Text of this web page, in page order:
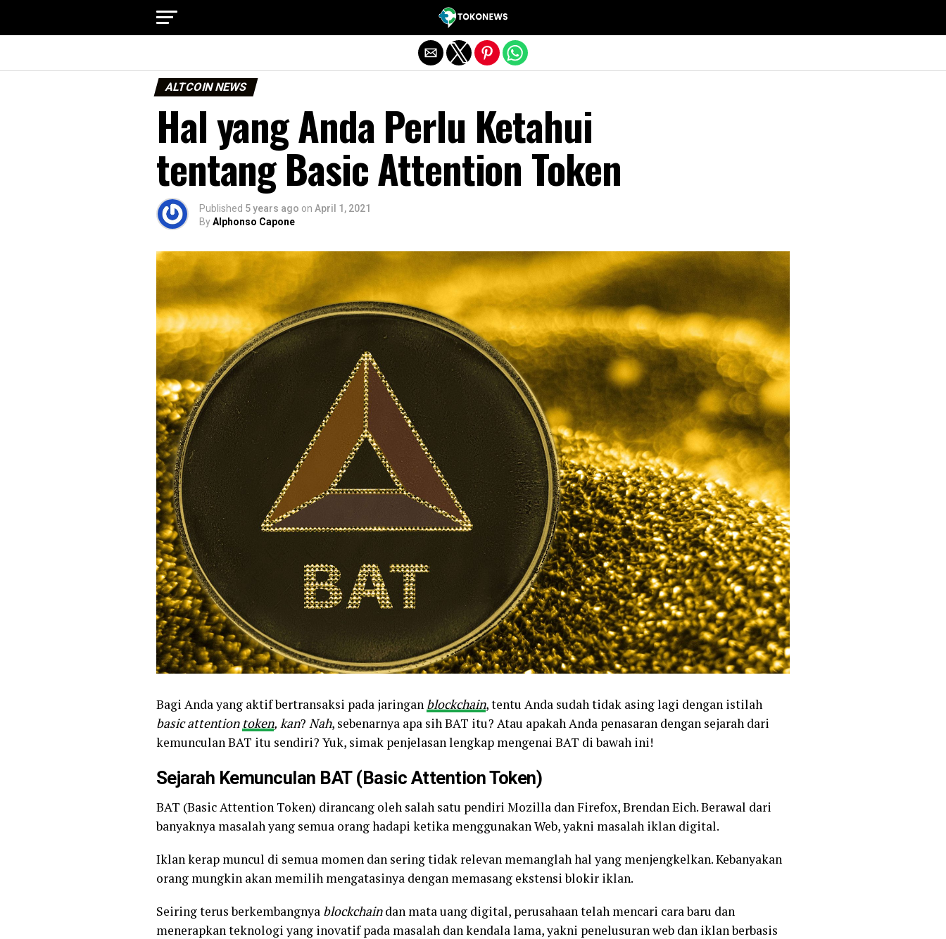
ALTCOIN NEWS
Hal yang Anda Perlu Ketahui
tentang Basic Attention Token
Published 5 years ago on April 1, 2021
ByAlphonso Capone
Bagi Anda yang aktif bertransaksi pada jaringan blockchain, tentu Anda sudah tidak asing lagi dengan istilah
basic attention token, kan? Nah, sebenarnya apa sih BAT itu? Atau apakah Anda penasaran dengan sejarah dari
kemunculan BAT itu sendiri? Yuk, simak penjelasan lengkap mengenai BAT di bawah ini!
Sejarah Kemunculan BAT (Basic Attention Token)
BAT (Basic Attention Token) dirancang oleh salah satu pendiri Mozilla dan Firefox, Brendan Eich. Berawal dari
banyaknya masalah yang semua orang hadapi ketika menggunakan Web, yakni masalah iklan digital.
Iklan kerap muncul di semua momen dan sering tidak relevan memanglah hal yang menjengkelkan. Kebanyakan
orang mungkin akan memilih mengatasinya dengan memasang ekstensi blokir iklan.
Seiring terus berkembangnya blockchaindan mata uang digital, perusahaan telah mencari cara baru dan
menerapkan teknologi yang inovatif pada masalah dan kendala lama, yakni penelusuran web dan iklan berbasis
Exit mobile version